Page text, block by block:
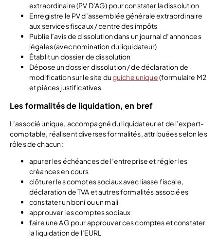
extraordinaire (PV D’AG) pour constater la dissolution
Enregistre le PV d’assemblée générale extraordinaire
aux services fiscaux / centre des impôts
Publie l’avis de dissolution dans un journal d’annonces
légales (avec nomination du liquidateur)
Établit un dossier de dissolution
Dépose un dossier dissolution / de déclaration de
modification sur le site duguiche unique(formulaire M2
et pièces justificatives
Les formalités de liquidation, en bref
L’associé unique, accompagné du liquidateur et de l’expert-
comptable, réalisent diverses formalités, attribuées selon les
rôles de chacun :
apurer les échéances de l’entreprise et régler les
créances en cours
clôturer les comptes sociaux avec liasse fiscale,
déclaration de TVA et autres formalités associées
constater un boni ou un mali
approuver les comptes sociaux
faire une AG pour approuver ces comptes et constater
la liquidation de l’EURL